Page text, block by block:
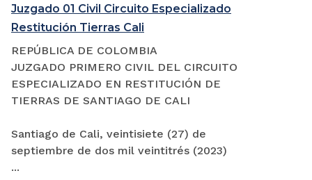
Juzgado 01 Civil Circuito Especializado
Restitución Tierras Cali
REPÚBLICA DE COLOMBIA
JUZGADO PRIMERO CIVIL DEL CIRCUITO
ESPECIALIZADO EN RESTITUCIÓN DE
TIERRAS DE SANTIAGO DE CALI
Santiago de Cali, veintisiete (27) de
septiembre de dos mil veintitrés (2023)
...